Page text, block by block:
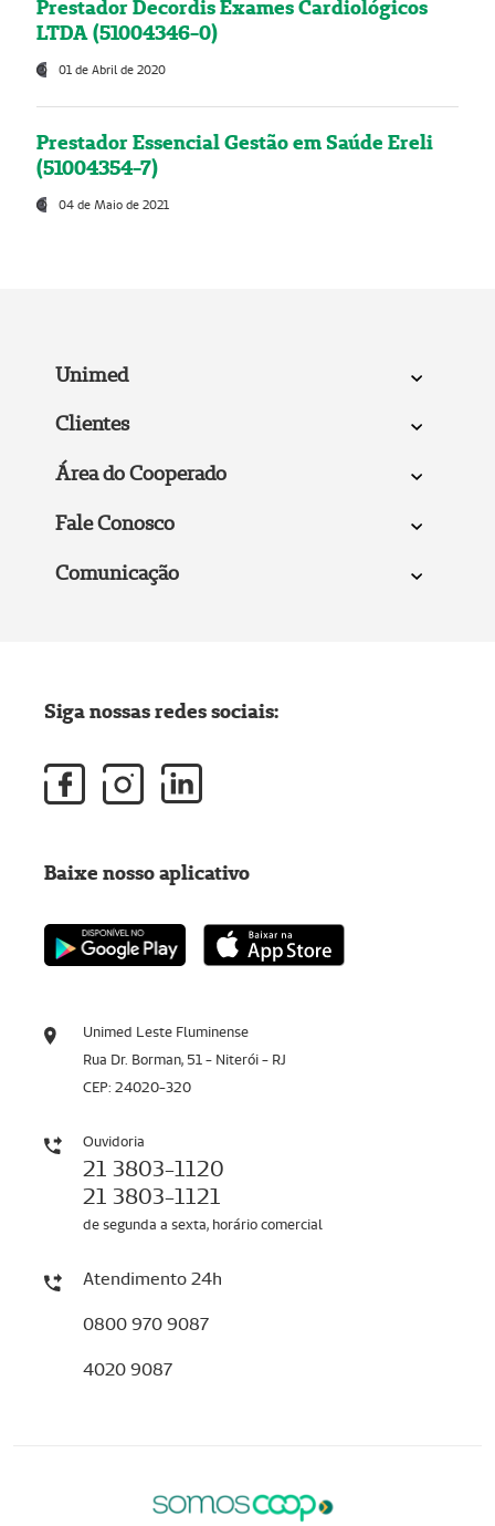
Prestador Decordis Exames Cardiológicos
LTDA (51004346-0)
01 de Abril de 2020
Prestador Essencial Gestão em Saúde Ereli
(51004354-7)
04 de Maio de 2021
Unimed
Clientes
Área do Cooperado
Fale Conosco
Comunicação
Unimed Leste Fluminense
Rua Dr. Borman, 51 - Niterói - RJ
CEP: 24020-320
Ouvidoria
21 3803-1120
21 3803-1121
de segunda a sexta, horário comercial
Atendimento 24h
0800 970 9087
4020 9087
Siga nossas redes sociais:
Baixe nosso aplicativo